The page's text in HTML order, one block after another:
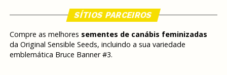
SÍTIOS PARCEIROS
Compre as melhores sementes de canábis feminizadas
da Original Sensible Seeds, incluindo a sua variedade
emblemática Bruce Banner #3.